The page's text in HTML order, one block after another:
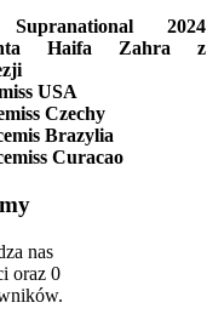
2024
Haifa Zahra z
USA
Czechy
Brazylia
Curacao
nas
oraz 0